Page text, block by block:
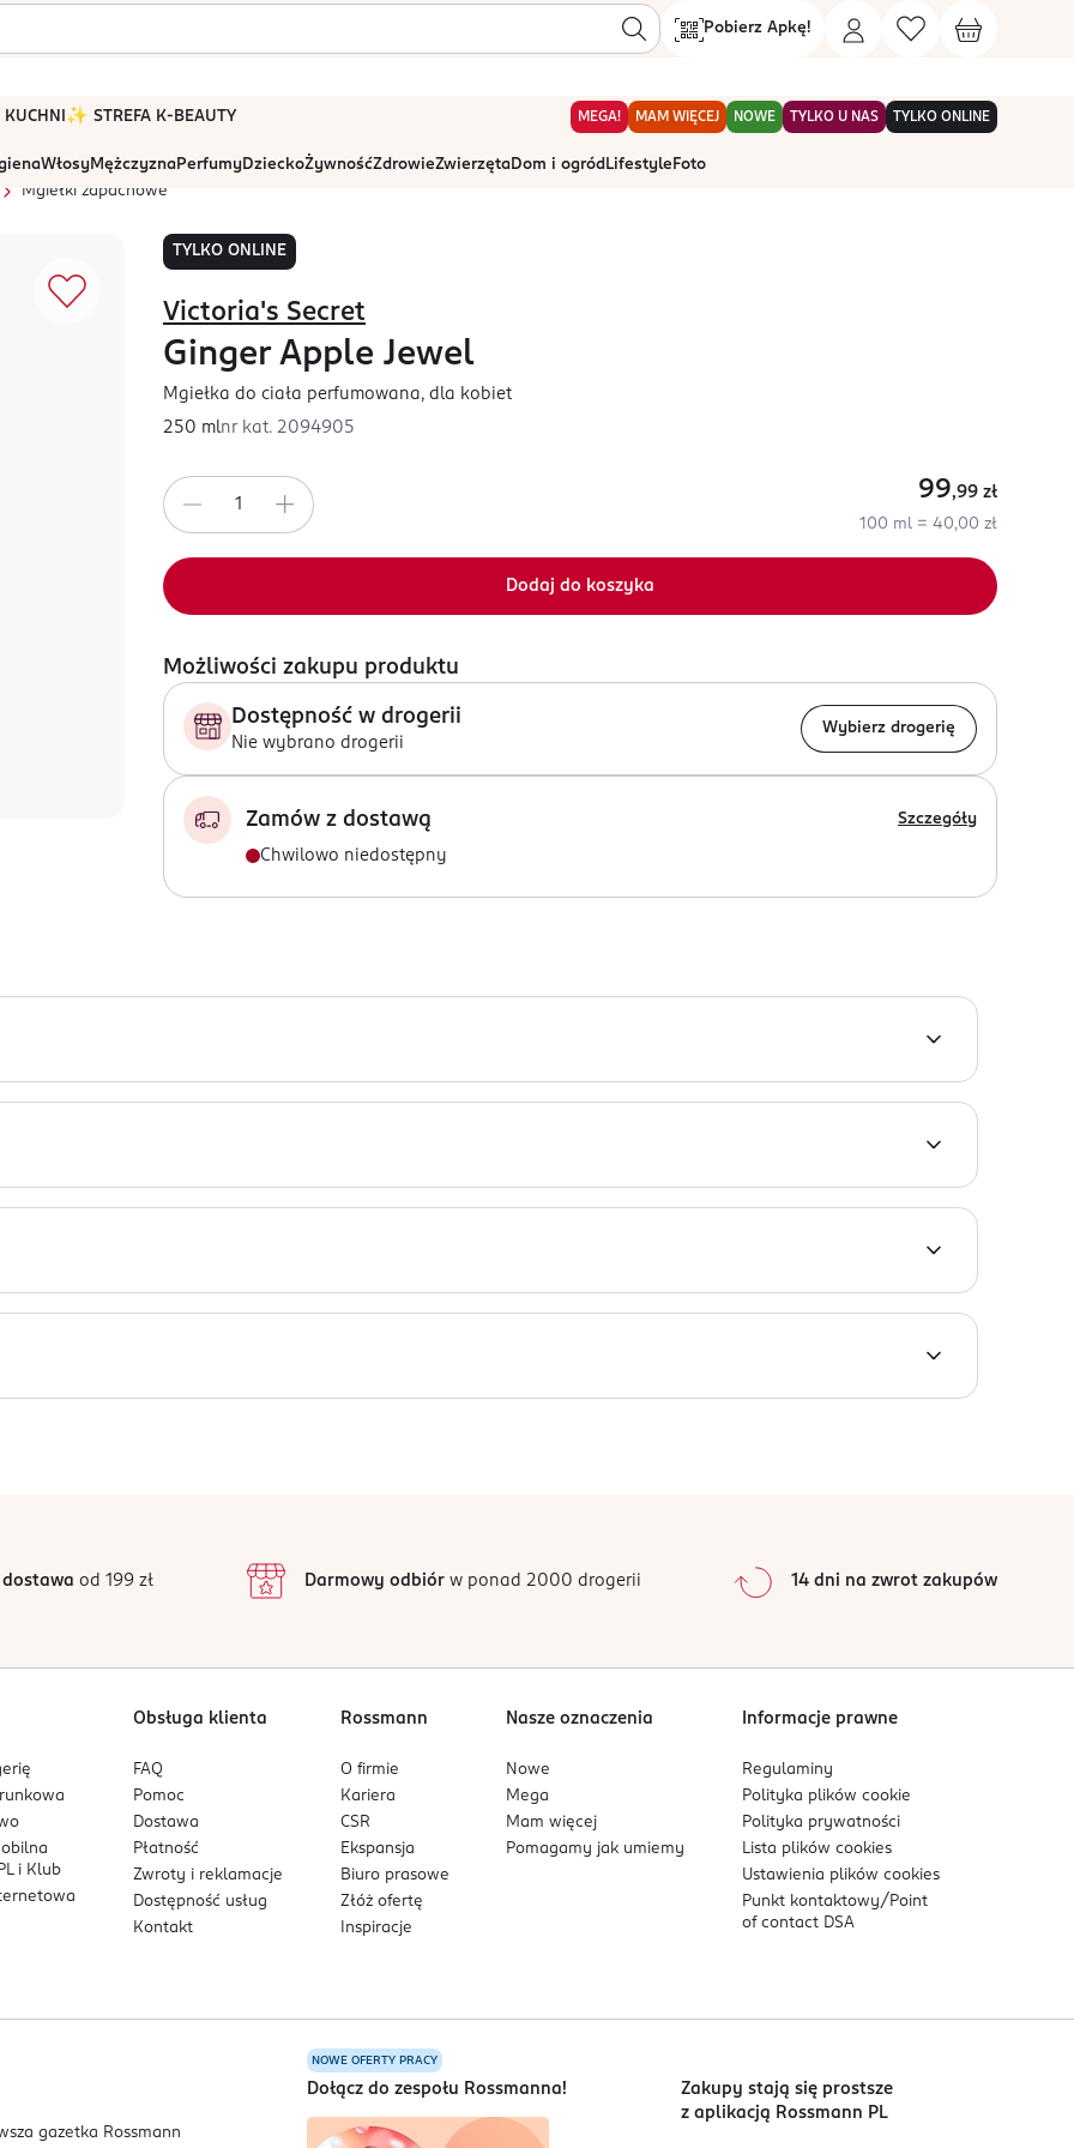
Pobierz Apkę!
KUCHNI ✨ STREFA K-BEAUTY MEGA! MAM WIĘCEJ NOWE TYLKO U NAS TYLKO ONLINE
WłosyMężczyznaPerfumyDzieckoŻywnośćZdrowieZwierzętaDom i ogród Lifestyle Foto
Mgiełki zapachowe
TYLKO ONLINE
Victoria's Secret
Ginger Apple Jewel
Mgiełka do ciała perfumowana, dla kobiet
250 mlnr kat. 2094905
99,99 zł
100 ml = 40,00 zł
Dodaj do koszyka
Możliwości zakupu produktu
Dostępność w drogerii
Nie wybrano drogerii
Wybierz drogerię
Zamów z dostawą Szczegóły
Chwilowo niedostępny
i elegancji. Mgiełka zapachowa staje się niezbędnym dodatkiem do Twojej codziennej rutyny
(Parfum), Propylene Glycol, Glycerin, PPG-26-Buteth-26, PEG-40 Hydrogenated Castor Oil, Ethylhexyl
od 199 zł Darmowy odbiórw ponad 2000 drogerii 14 dni na zwrot zakupów
i Klub
Obsługa klienta
FAQ
Pomoc
Dostawa
Płatność
Zwroty i reklamacje
Dostępność usług
Kontakt
Rossmann
O firmie
Kariera
CSR
Ekspansja
Biuro prasowe
Złóż ofertę
Inspiracje
Nasze oznaczenia
Nowe
Mega
Mam więcej
Pomagamy jak umiemy
Informacje prawne
Regulaminy
Polityka plikówcookie
Polityka prywatności
Lista plikówcookies
Ustawienia plikówcookies
Punkt kontaktowy/ Point
of contact DSA
NOWE OFERTY PRACY
Dołącz do zespołu Rossmanna!
Zakupy stają się prostsze
z aplikacją Rossmann PL